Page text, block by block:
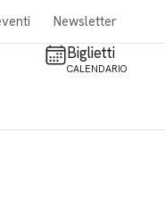
Newsletter
Biglietti
CALENDARIO